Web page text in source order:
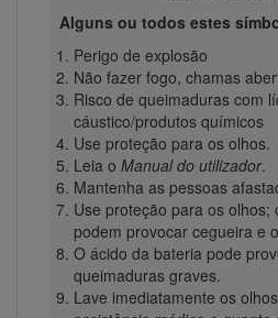
Alguns ou todos estes
Perigo de explosão
Não fazer fogo, chamas
Risco de queimaduras com
cáustico/produtos químicos
Use proteção para os olhos.
Leia o Manual do utilizador.
Mantenha as pessoas
Use proteção para os olhos;
podem provocar cegueira e
O ácido da bateria pode
queimaduras graves.
Lave imediatamente os